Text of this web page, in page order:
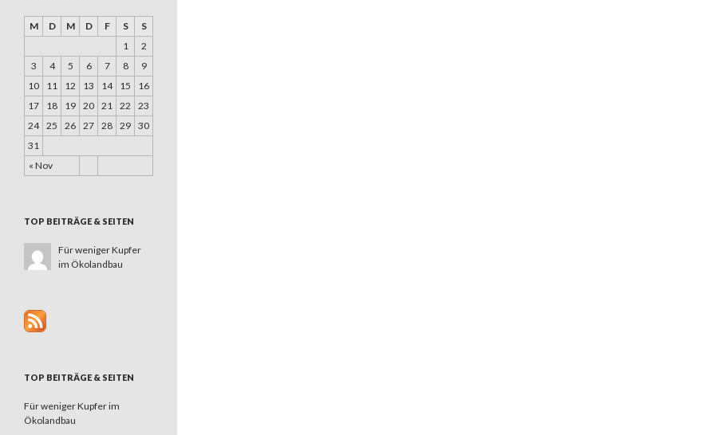
M D M D F S S
« Nov
1
2
3
4 5 6 7 8
9
10
11 12 13 14 15
16
17
18 19 20 21 22
23
24 25 26 27 28 29 30
31
TOP BEITRÄGE & SEITEN
Für weniger Kupfer
im Ökolandbau
TOP BEITRÄGE & SEITEN
Für weniger Kupfer im
Ökolandbau